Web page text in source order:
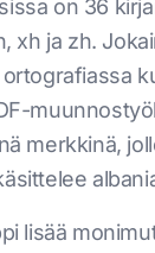
on 36
xh ja zh.
merkkinä,
lisää